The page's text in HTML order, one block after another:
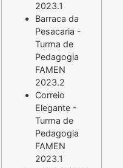
2023.1
Barraca da
Pesacaria -
Turma de
Pedagogia
FAMEN
2023.2
Correio
Elegante -
Turma de
Pedagogia
FAMEN
2023.1